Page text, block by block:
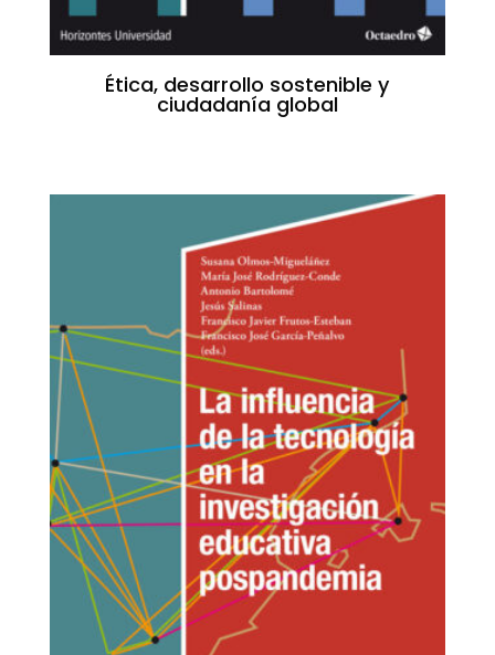
Ética, desarrollo sostenible y
ciudadanía global